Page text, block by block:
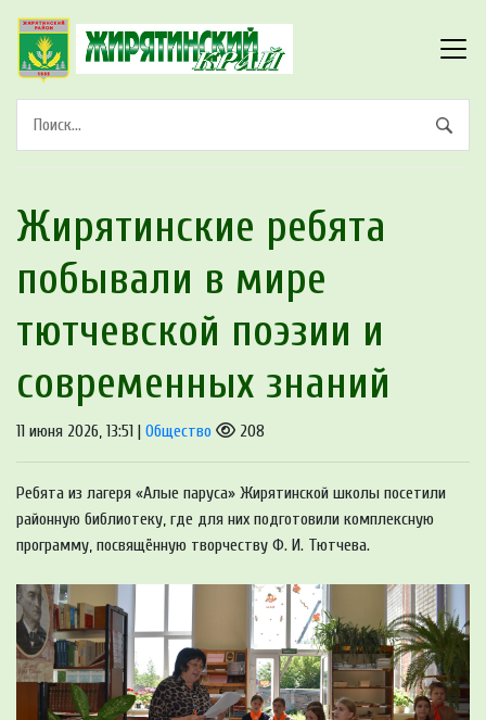
Жирятинские ребята
побывали в мире
тютчевской поэзии и
современных знаний
11 июня 2026, 13:51 | Общество 208
Ребята из лагеря «Алые паруса» Жирятинской школы посетили
районную библиотеку, где для них подготовили комплексную
программу, посвящённую творчеству Ф. И. Тютчева.